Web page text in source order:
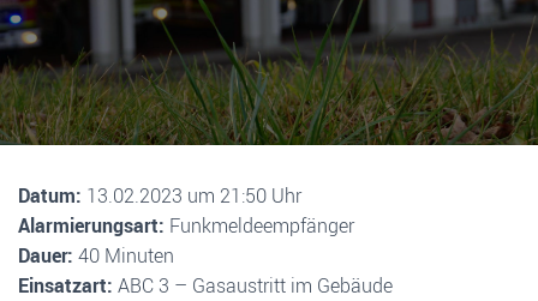
Datum: 13.02.2023 um 21:50 Uhr
Alarmierungsart: Funkmeldeempfänger
Dauer: 40 Minuten
Einsatzart: ABC 3 – Gasaustritt im Gebäude